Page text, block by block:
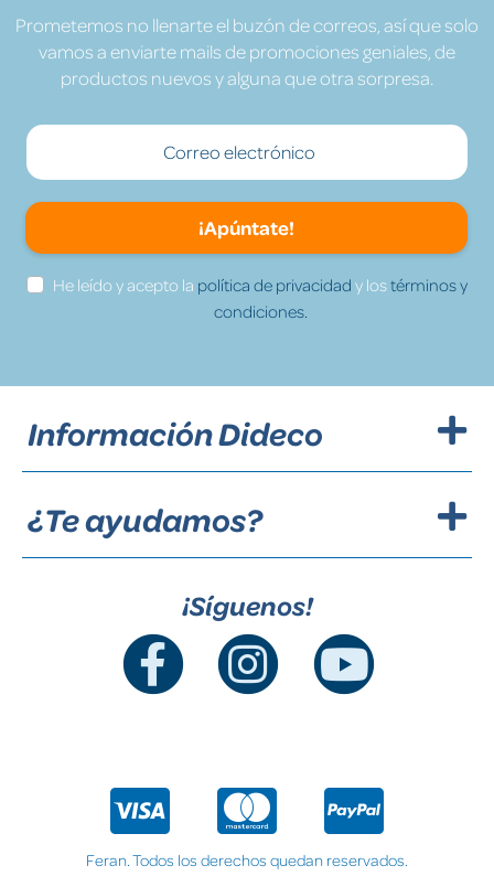
Prometemos no llenarte el buzón de correos, así que solo
vamos a enviarte mails de promociones geniales, de
productos nuevos y alguna que otra sorpresa.
¡Apúntate!
He leído y acepto la política de privacidad y lostérminos y
condiciones.
Información Dideco
¿Te ayudamos?
¡Síguenos!
Feran. Todos los derechos quedan reservados.